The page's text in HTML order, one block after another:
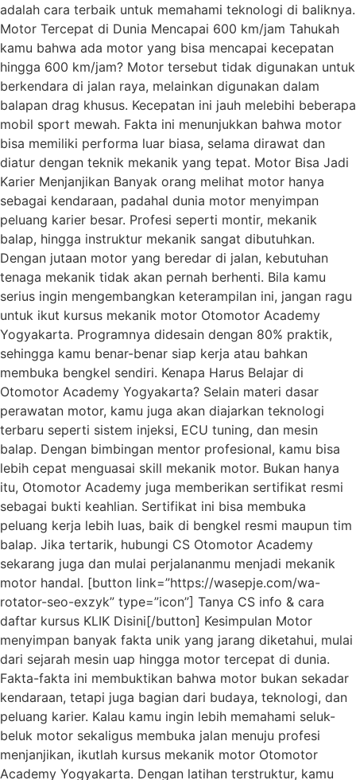
adalah cara terbaik untuk memahami teknologi di baliknya.
Motor Tercepat di Dunia Mencapai 600 km/jam Tahukah
kamu bahwa ada motor yang bisa mencapai kecepatan
hingga 600 km/jam? Motor tersebut tidak digunakan untuk
berkendara di jalan raya, melainkan digunakan dalam
balapan drag khusus. Kecepatan ini jauh melebihi beberapa
mobil sport mewah. Fakta ini menunjukkan bahwa motor
bisa memiliki performa luar biasa, selama dirawat dan
diatur dengan teknik mekanik yang tepat. Motor Bisa Jadi
Karier Menjanjikan Banyak orang melihat motor hanya
sebagai kendaraan, padahal dunia motor menyimpan
peluang karier besar. Profesi seperti montir, mekanik
balap, hingga instruktur mekanik sangat dibutuhkan.
Dengan jutaan motor yang beredar di jalan, kebutuhan
tenaga mekanik tidak akan pernah berhenti. Bila kamu
serius ingin mengembangkan keterampilan ini, jangan ragu
untuk ikut kursus mekanik motor Otomotor Academy
Yogyakarta. Programnya didesain dengan 80% praktik,
sehingga kamu benar-benar siap kerja atau bahkan
membuka bengkel sendiri. Kenapa Harus Belajar di
Otomotor Academy Yogyakarta? Selain materi dasar
perawatan motor, kamu juga akan diajarkan teknologi
terbaru seperti sistem injeksi, ECU tuning, dan mesin
balap. Dengan bimbingan mentor profesional, kamu bisa
lebih cepat menguasai skill mekanik motor. Bukan hanya
itu, Otomotor Academy juga memberikan sertifikat resmi
sebagai bukti keahlian. Sertifikat ini bisa membuka
peluang kerja lebih luas, baik di bengkel resmi maupun tim
balap. Jika tertarik, hubungi CS Otomotor Academy
sekarang juga dan mulai perjalananmu menjadi mekanik
motor handal. [button link=”https://wasepje.com/wa-
rotator-seo-exzyk” type=”icon”] Tanya CS info & cara
daftar kursus KLIK Disini[/button] Kesimpulan Motor
menyimpan banyak fakta unik yang jarang diketahui, mulai
dari sejarah mesin uap hingga motor tercepat di dunia.
Fakta-fakta ini membuktikan bahwa motor bukan sekadar
kendaraan, tetapi juga bagian dari budaya, teknologi, dan
peluang karier. Kalau kamu ingin lebih memahami seluk-
beluk motor sekaligus membuka jalan menuju profesi
menjanjikan, ikutlah kursus mekanik motor Otomotor
Academy Yogyakarta. Dengan latihan terstruktur, kamu